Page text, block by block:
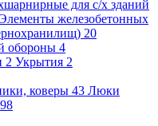
для с/х зданий
железобетонных
20
обороны 4
2 Укрытия 2
коверы 43 Люки
98